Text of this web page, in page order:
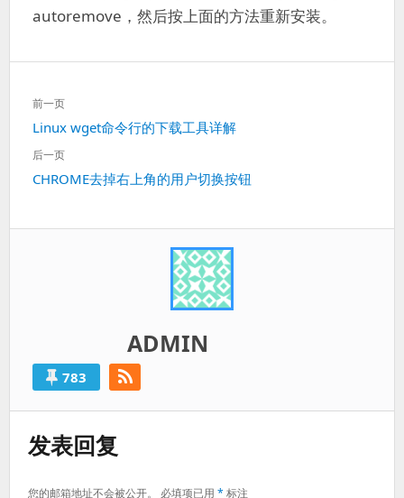
autoremove，然后按上面的方法重新安装。
文
章
导
航
前一页
上
一
篇：
Linux wget命令行的下载工具详解
后一页
下
CHROME去掉右上角的用户切换按钮
ADMIN
783
发表回复
您的邮箱地址不会被公开。 必填项已用 *标注